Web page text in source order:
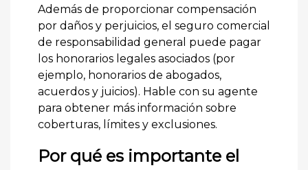
Además de proporcionar compensación
por daños y perjuicios, el seguro comercial
de responsabilidad general puede pagar
los honorarios legales asociados (por
ejemplo, honorarios de abogados,
acuerdos y juicios). Hable con su agente
para obtener más información sobre
coberturas, límites y exclusiones.
Por qué es importante el